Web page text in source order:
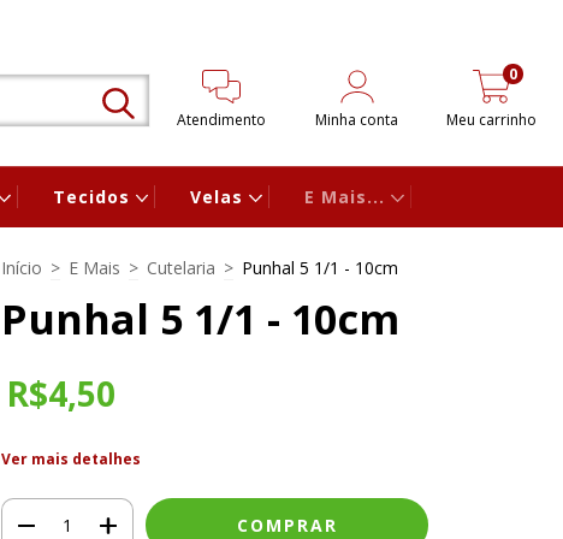
Atendimento Minha conta Meu carrinho
0
Tecidos Velas E Mais...
Início > E Mais > Cutelaria > Punhal 5 1/1 - 10cm
Punhal 5 1/1 - 10cm
R$4,50
Ver mais detalhes